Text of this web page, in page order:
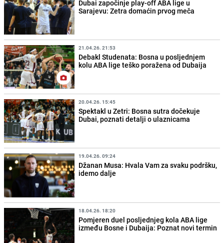
Dubai započinje play-off ABA lige u
Sarajevu: Zetra domaćin prvog meča
21.04.26. 21:53
Debakl Studenata: Bosna u posljednjem
kolu ABA lige teško poražena od Dubaija
20.04.26. 15:45
Spektakl u Zetri: Bosna sutra dočekuje
Dubai, poznati detalji o ulaznicama
19.04.26. 09:24
Džanan Musa: Hvala Vam za svaku podršku,
idemo dalje
18.04.26. 18:20
Pomjeren duel posljednjeg kola ABA lige
između Bosne i Dubaija: Poznat novi termin